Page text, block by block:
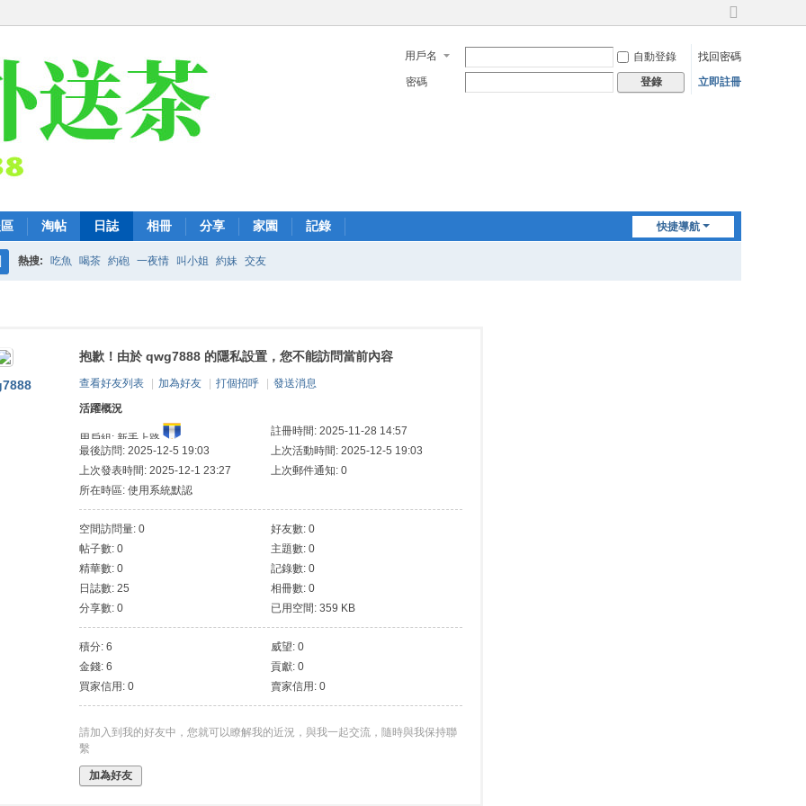
切
到
寬
用戶名 自動登錄
找回密碼
密碼
登錄 立即註冊
快捷導航
淘帖 日誌 相冊 分享 家園 記錄
熱搜: 吃魚 喝茶 約砲 一夜情 叫小姐 約妹 交友
抱歉！由於 qwg7888 的隱私設置，您不能訪問當前內容
查看好友列表 加為好友 打個招呼
發送消息
活躍概況
用戶組: 新手上路
註冊時間: 2025-11-28 14:57
最後訪問: 2025-12-5 19:03
上次活動時間: 2025-12-5 19:03
上次發表時間: 2025-12-1 23:27
上次郵件通知: 0
所在時區: 使用系統默認
空間訪問量: 0
好友數: 0
帖子數: 0
主題數: 0
精華數: 0
記錄數: 0
日誌數: 25
相冊數: 0
分享數: 0
已用空間: 359 KB
積分: 6
威望: 0
金錢: 6
貢獻: 0
買家信用: 0
賣家信用: 0
請加入到我的好友中，您就可以瞭解我的近況，與我一起交流，隨時與我保持聯
繫
加為好友